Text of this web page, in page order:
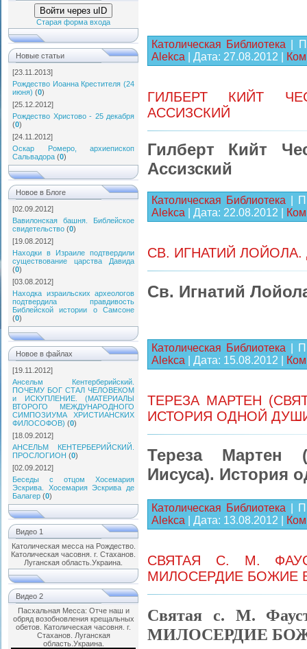
Войти через uID
Старая форма входа
Новые статьи
[23.11.2013]
Рождество Иоанна Крестителя (24
июня) (0)
[25.12.2012]
Рождество Христово - 25 декабря
(0)
[24.11.2012]
Оскар Ромеро, архиепископ
Сальвадора (0)
Новое в Блоге
[02.09.2012]
Вавилонская башня. Библейское
свидетельство (0)
[19.08.2012]
Находки в Израиле подтвердили
существование царства Давида
(0)
[03.08.2012]
Находка израильских археологов
подтвердила правдивость
Библейской истории о Самсоне
(0)
Новое в файлах
[19.11.2012]
Ансельм Кентерберийский.
ПОЧЕМУ БОГ СТАЛ ЧЕЛОВЕКОМ
и ИСКУПЛЕНИЕ. (МАТЕРИАЛЫ
ВТОРОГО МЕЖДУНАРОДНОГО
СИМПОЗИУМА ХРИСТИАНСКИХ
ФИЛОСОФОВ) (0)
[18.09.2012]
АНСЕЛЬМ КЕНТЕРБЕРИЙСКИЙ.
ПРОСЛОГИОН (0)
[02.09.2012]
Беседы с отцом Хосемария
Эскрива. Хосемария Эскрива де
Балагер (0)
Видео 1
Католическая месса на Рождество.
Католическая часовня. г. Стаханов.
Луганская область.Украина.
Видео 2
Пасхальная Месса: Отче наш и
обряд возобновления крещальных
обетов. Католическая часовня. г.
Стаханов. Луганская
область.Украина.
Католическая Библиотека |
Alekca | Дата: 27.08.2012
ГИЛБЕРТ КИЙТ
АССИЗСКИЙ
Гилберт Кийт
Ассизский
Католическая Библиотека |
Alekca | Дата: 22.08.2012
СВ. ИГНАТИЙ
Св. Игнатий
Католическая Библиотека |
Alekca | Дата: 15.08.2012
ТЕРЕЗА МАРТЕН
ИСТОРИЯ ОДНОЙ
Тереза Мартен
Иисуса). История
Католическая Библиотека |
Alekca | Дата: 13.08.2012
СВЯТАЯ С. M.
МИЛОСЕРДИЕ БОЖИЕ
Святая с. M.
МИЛОСЕРДИЕ